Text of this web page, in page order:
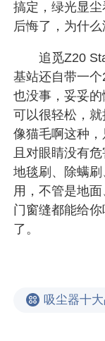
搞定，绿光显
后悔了，为什么
追觅Z20
基站还自带一
也没事，妥妥
可以很轻松，就
像猫毛啊这种
且对眼睛没有
地毯刷、除螨
用，不管是地
门窗缝都能给
了。
吸尘器十